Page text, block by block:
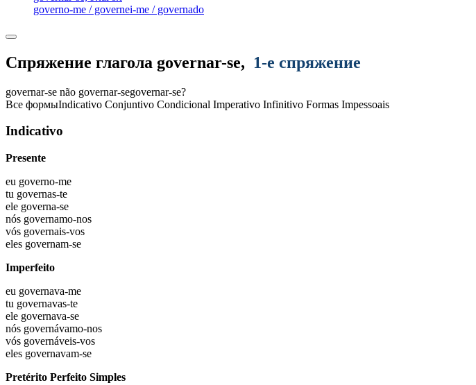
governo-me / governei-me / governado
Спряжение глагола governar-se, 1-е спряжение
governar-se não governar-segovernar-se?
Все формыIndicativo Conjuntivo Condicional Imperativo Infinitivo Formas Impessoais
Indicativo
Presente
eu governo-me
tu governas-te
ele governa-se
nós governamo-nos
vós governais-vos
eles governam-se
Imperfeito
eu governava-me
tu governavas-te
ele governava-se
nós governávamo-nos
vós governáveis-vos
eles governavam-se
Pretérito Perfeito Simples